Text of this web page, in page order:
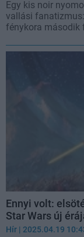
Egy kis noir
vallási
fénykora második
Ennyi volt:
Star Wars új
Hír | 2025.04.19